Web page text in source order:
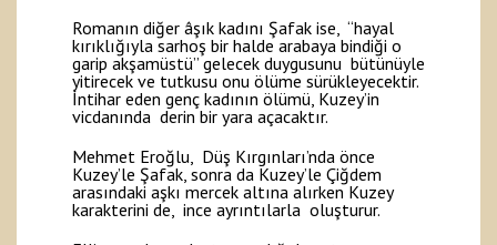
Romanın diğer âşık kadını Şafak ise, “hayal
kırıklığıyla sarhoş bir halde arabaya bindiği o
garip akşamüstü” gelecek duygusunu bütünüyle
yitirecek ve tutkusu onu ölüme sürükleyecektir.
İntihar eden genç kadının ölümü, Kuzey’in
vicdanında derin bir yara açacaktır.
Mehmet Eroğlu, Düş Kırgınları’nda önce
Kuzey’le Şafak, sonra da Kuzey’le Çiğdem
arasındaki aşkı mercek altına alırken Kuzey
karakterini de, ince ayrıntılarla oluşturur.